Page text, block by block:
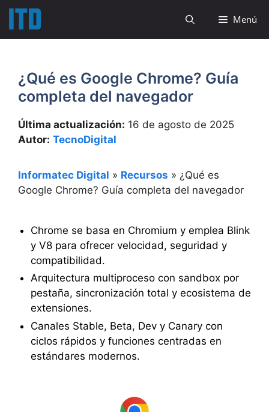
Saltar
contenido
Menú
¿Qué es Google Chrome? Guía
completa del navegador
Última actualización: 16 de agosto de 2025
Autor: TecnoDigital
Informatec Digital » Recursos » ¿Qué es
Google Chrome? Guía completa del navegador
Chrome se basa en Chromium y emplea Blink
y V8 para ofrecer velocidad, seguridad y
compatibilidad.
Arquitectura multiproceso con sandbox por
pestaña, sincronización total y ecosistema de
extensiones.
Canales Stable, Beta, Dev y Canary con
ciclos rápidos y funciones centradas en
estándares modernos.